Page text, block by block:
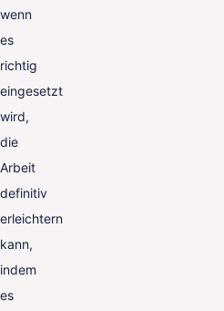
wenn
es
richtig
eingesetzt
wird,
die
Arbeit
definitiv
erleichtern
kann,
indem
es